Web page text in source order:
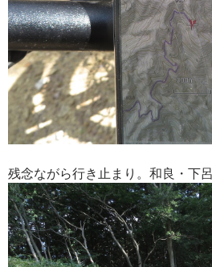
残念ながら行き止まり。和良・下